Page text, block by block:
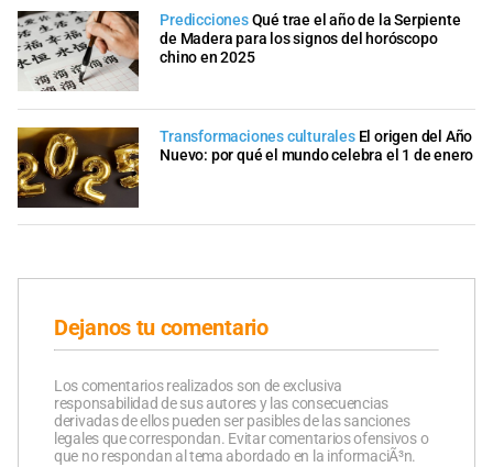
PrediccionesQué trae el año de la Serpiente
de Madera para los signos del horóscopo
chino en 2025
Transformaciones culturales El origen del Año
Nuevo: por qué el mundo celebra el 1 de enero
Dejanos tu comentario
Los comentarios realizados son de exclusiva
responsabilidad de sus autores y las consecuencias
derivadas de ellos pueden ser pasibles de las sanciones
legales que correspondan. Evitar comentarios ofensivos o
que no respondan al tema abordado en la informaciÃ³n.